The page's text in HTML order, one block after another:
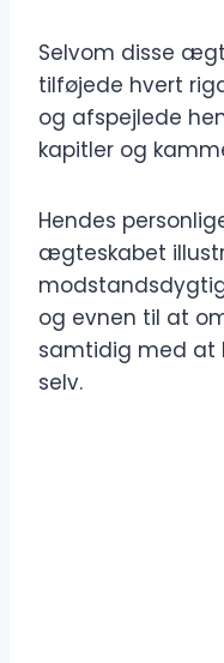
Selvom disse
tilføjede hvert
og afspejlede
kapitler og
Hendes
ægteskabet
og evnen til at
samtidig med at
selv.